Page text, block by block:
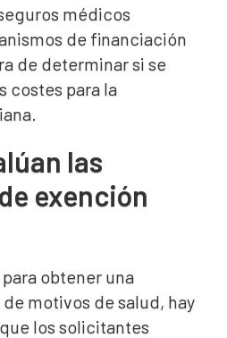
médicos
de financiación
de determinar si se
costes para la
las
exención
obtener una
motivos de salud, hay
los solicitantes